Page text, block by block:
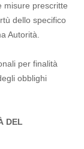
misure prescritte
dello specifico
Autorità.
per finalità
obblighi
DEL